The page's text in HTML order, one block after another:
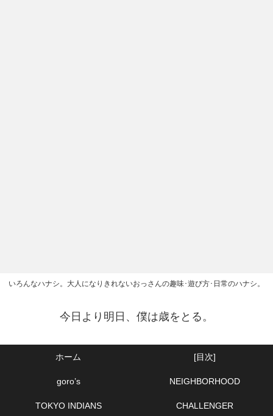
いろんなハナシ。大人になりきれないおっさんの趣味･遊び方･日常のハナシ。
今日より明日、僕は歳をとる。
ホーム [目次]
goro’s NEIGHBORHOOD
TOKYO INDIANS CHALLENGER